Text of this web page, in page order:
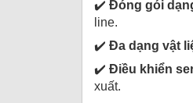
✔️ Đóng gói
line.
✔️ Đa dạng vật
✔️ Điều khiển
xuất.